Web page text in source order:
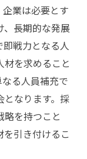
ーの作成
略の違い
用の流れを
の重要性
業は必要とす
、長期的な発展
戦力となる人
を求めること
る人員補充で
となります。採
を持つこと
引き付けるこ